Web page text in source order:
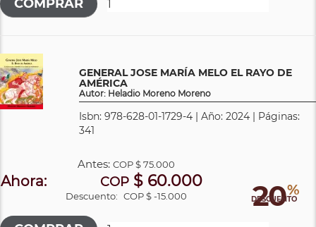
GENERAL JOSE MARÍA MELO EL RAYO DE
AMÉRICA
Autor: Heladio Moreno Moreno
Isbn: 978-628-01-1729-4 | Año: 2024 | Páginas:
341
20%
DESCUENTO
Antes:COP$ 75.000
Ahora: COP$ 60.000
Descuento: COP $ -15.000